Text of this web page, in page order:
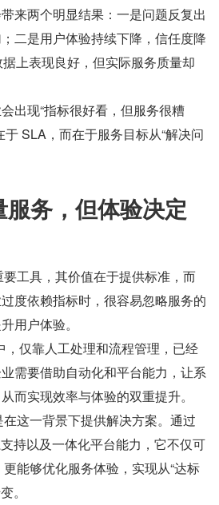
来两个明显结果：一是问题反复出
二是用户体验持续下降，信任度降
上表现良好，但实际服务质量却
出现“指标很好看，但服务很糟
SLA，而在于服务目标从“解决问
务，但体验决定
工具，其价值在于提供标准，而
度依赖指标时，很容易忽略服务的
用户体验。
，仅靠人工处理和流程管理，已经
需要借助自动化和平台能力，让系
而实现效率与体验的双重提升。
这一背景下提供解决方案。通过
持以及一体化平台能力，它不仅可
能够优化服务体验，实现从“达标
。